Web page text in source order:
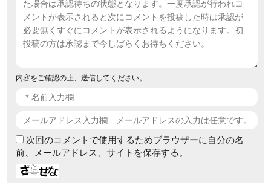
内容をご確認の上、送信してください。
次回のコメントで使用するためブラウザーに自分の名
前、メールアドレス、サイトを保存する。